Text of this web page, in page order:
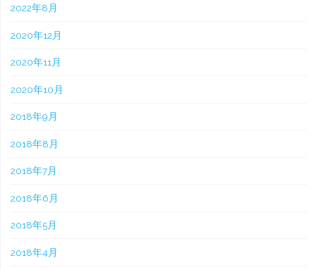
2022年8月
2020年12月
2020年11月
2020年10月
2018年9月
2018年8月
2018年7月
2018年6月
2018年5月
2018年4月